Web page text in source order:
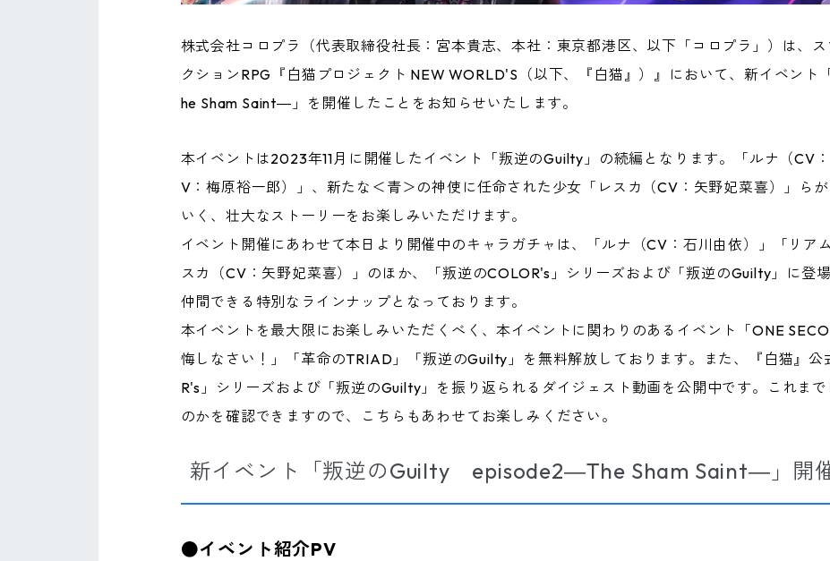
株式会社コロプラ（代表取締役社長：宮本貴志、本社：東京都港区、以下「コロプラ」）は、
クションRPG『白猫プロジェクト NEW WORLD'S（以下、『白猫』）』において、新イベン
he Sham Saint―」を開催したことをお知らせいたします。
本イベントは2023年11月に開催したイベント「叛逆のGuilty」の続編となります。「ルナ（CV
V：梅原裕一郎）」、新たな＜青＞の神使に任命された少女「レスカ（CV：矢野妃菜喜）」ら
いく、壮大なストーリーをお楽しみいただけます。
イベント開催にあわせて本日より開催中のキャラガチャは、「ルナ（CV：石川由依）」「リア
スカ（CV：矢野妃菜喜）」のほか、「叛逆のCOLOR's」シリーズおよび「叛逆のGuilty」に登
仲間できる特別なラインナップとなっております。
本イベントを最大限にお楽しみいただくべく、本イベントに関わりのあるイベント「ONE
悔しなさい！」「革命のTRIAD」「叛逆のGuilty」を無料解放しております。また、『白猫』
R's」シリーズおよび「叛逆のGuilty」を振り返られるダイジェスト動画を公開中です。これま
のかを確認できますので、こちらもあわせてお楽しみください。
新イベント「叛逆のGuilty episode2―The Sham Saint―」開
●イベント紹介PV